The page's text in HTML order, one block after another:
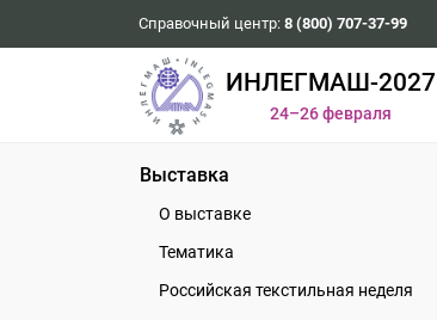
Справочный центр: 8 (800) 707-37-99
ИНЛЕГМАШ-2027
24–26 февраля
Выставка
О выставке
Тематика
Российская текстильная неделя